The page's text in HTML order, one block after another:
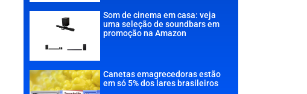
Som de cinema em casa: veja
uma seleção de soundbars em
promoção na Amazon
Canetas emagrecedoras estão
em só 5% dos lares brasileiros